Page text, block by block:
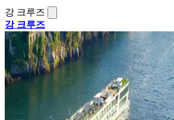
강 크루즈
강 크루즈